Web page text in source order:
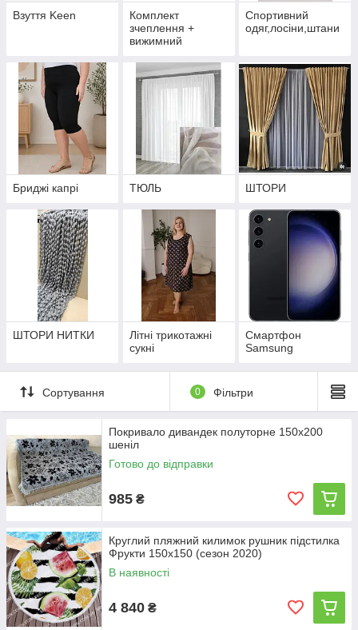
Взуття Keen
Комплект
зчеплення +
вижимний
Mercedes Sprinter.
Спортивний
одяг,лосіни,штани
Бриджі капрі ТЮЛЬ ШТОРИ
ШТОРИ НИТКИ
Літні трикотажні
сукні
Смартфон
Samsung
Сортування 0 Фільтри
Покривало дивандек полуторне 150х200
шеніл
Готово до відправки
985 ₴
Круглий пляжний килимок рушник підстилка
Фрукти 150х150 (сезон 2020)
В наявності
4 840 ₴